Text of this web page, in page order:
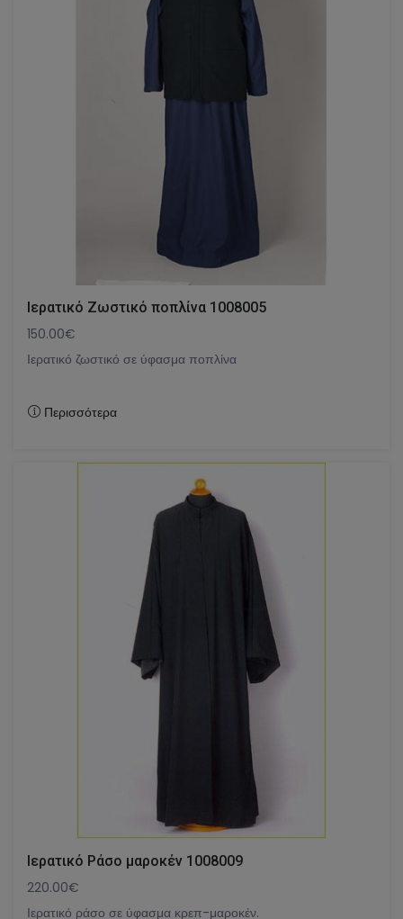
Ιερατικό Ζωστικό ποπλίνα 1008005
150.00€
Ιερατικό ζωστικό σε ύφασμα ποπλίνα
Περισσότερα
Ιερατικό Ράσο μαροκέν 1008009
220.00€
Ιερατικό ράσο σε ύφασμα κρεπ-μαροκέν.